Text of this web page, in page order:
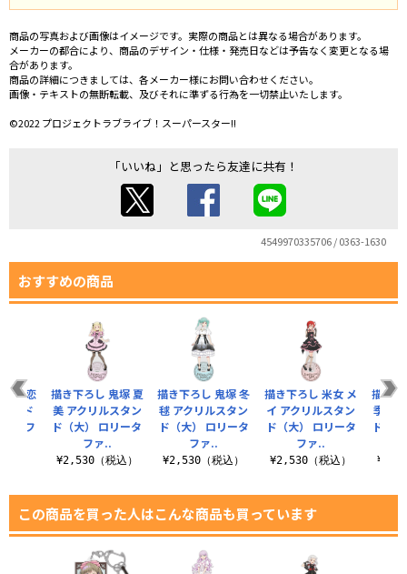
商品の写真および画像はイメージです。実際の商品とは異なる場合があります。
メーカーの都合により、商品のデザイン・仕様・発売日などは予告なく変更となる場
合があります。
商品の詳細につきましては、各メーカー様にお問い合わせください。
画像・テキストの無断転載、及びそれに準ずる行為を一切禁止いたします。
©2022 プロジェクトラブライブ！スーパースター!!
「いいね」と思ったら友達に共有！
4549970335706 / 0363-1630
おすすめの商品
描き下ろし 鬼塚 冬
毬 アクリルスタン
ド（大） ロリータ
ファ..
¥2,530（税込）
描き下ろし 米女 メ
イ アクリルスタン
ド（大） ロリータ
ファ..
¥2,530（税込）
描き下
季 ア
ド（
月 恋
ンド
タフ
描き下ろし 鬼塚 夏
美 アクリルスタン
ド（大） ロリータ
ファ..
¥2,530（税込）
この商品を買った人はこんな商品も買っています